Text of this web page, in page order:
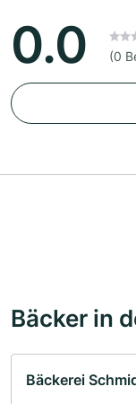
0.0 (0
Bäcker in
Bäckerei